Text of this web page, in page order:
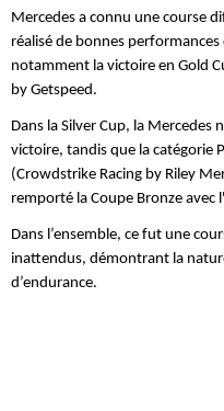
Mercedes a connu une course
réalisé de bonnes performances
notamment la victoire en Gold
by Getspeed.
Dans la Silver Cup, la
victoire, tandis que la catégorie
(Crowdstrike Racing by Riley
remporté la Coupe Bronze avec
Dans l’ensemble, ce fut une
inattendus, démontrant la
d’endurance.